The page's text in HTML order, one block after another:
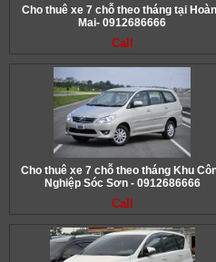
Cho thuê xe 7 chỗ theo tháng tại
Mai- 0912686666
Call
Cho thuê xe 7 chỗ theo tháng Khu
Nghiệp Sóc Sơn - 0912686666
Call